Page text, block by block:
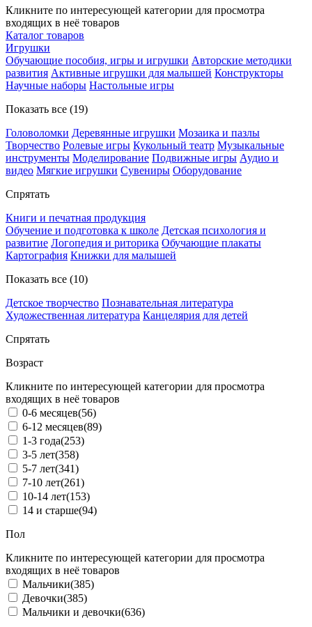
Кликните по интересующей категории для просмотра
входящих в неё товаров
Каталог товаров
Игрушки
Обучающие пособия, игры и игрушки Авторские методики
развития Активные игрушки для малышей Конструкторы
Научные наборы Настольные игры
Показать все (19)
Головоломки Деревянные игрушки Мозаика и пазлы
Творчество Ролевые игры Кукольный театр Музыкальные
инструменты Моделирование Подвижные игры Аудио и
видео Мягкие игрушки Сувениры Оборудование
Спрятать
Книги и печатная продукция
Обучение и подготовка к школе Детская психология и
развитие Логопедия и риторика Обучающие плакаты
Картография Книжки для малышей
Показать все (10)
Детское творчество Познавательная литература
Художественная литература Канцелярия для детей
Спрятать
Возраст
Кликните по интересующей категории для просмотра
входящих в неё товаров
0-6 месяцев(56)
6-12 месяцев(89)
1-3 года(253)
3-5 лет(358)
5-7 лет(341)
7-10 лет(261)
10-14 лет(153)
14 и старше(94)
Пол
Кликните по интересующей категории для просмотра
входящих в неё товаров
Мальчики(385)
Девочки(385)
Мальчики и девочки(636)